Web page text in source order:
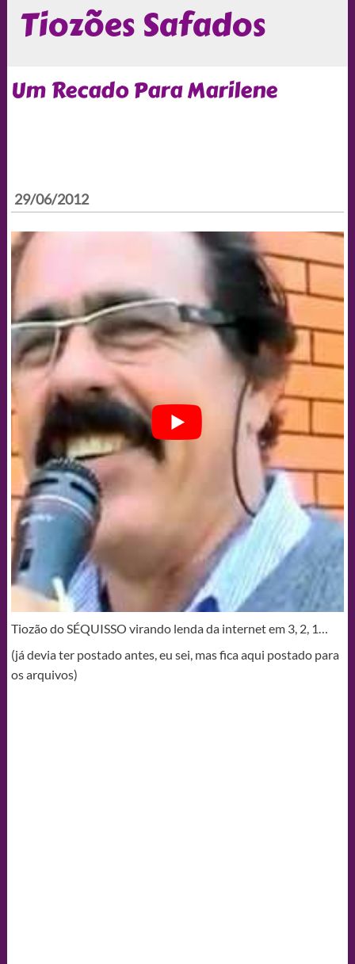
Tiozões Safados
Um Recado Para Marilene
29/06/2012
Tiozão do SÉQUISSO virando lenda da internet em 3, 2, 1…
(já devia ter postado antes, eu sei, mas fica aqui postado para
os arquivos)